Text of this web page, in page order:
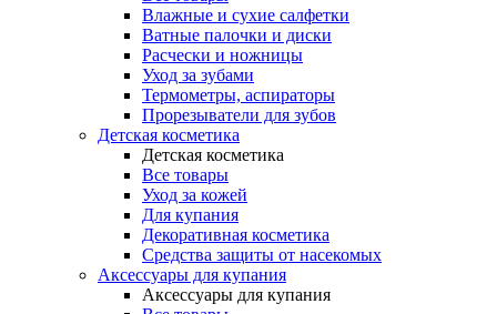
Влажные и сухие салфетки
Ватные палочки и диски
Расчески и ножницы
Уход за зубами
Термометры, аспираторы
Прорезыватели для зубов
Детская косметика
Детская косметика
Все товары
Уход за кожей
Для купания
Декоративная косметика
Средства защиты от насекомых
Аксессуары для купания
Аксессуары для купания